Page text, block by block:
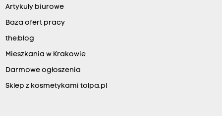
Artykuły biurowe
Baza ofert pracy
the:blog
Mieszkania w Krakowie
Darmowe ogłoszenia
Sklep z kosmetykami tolpa.pl